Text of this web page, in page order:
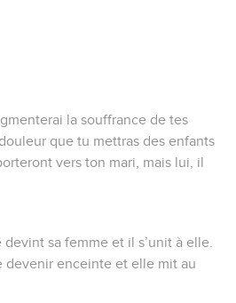
la souffrance de tes
que tu mettras des enfants
vers ton mari, mais lui, il
sa femme et il s’unit à elle.
devenir enceinte et elle mit au